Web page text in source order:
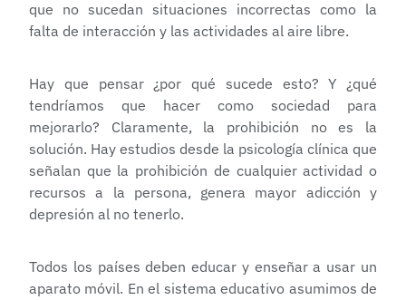
que no sucedan situaciones incorrectas como la
falta de interacción y las actividades al aire libre.
Hay que pensar ¿por qué sucede esto? Y ¿qué
tendríamos que hacer como sociedad para
mejorarlo? Claramente, la prohibición no es la
solución. Hay estudios desde la psicología clínica que
señalan que la prohibición de cualquier actividad o
recursos a la persona, genera mayor adicción y
depresión al no tenerlo.
Todos los países deben educar y enseñar a usar un
aparato móvil. En el sistema educativo asumimos de